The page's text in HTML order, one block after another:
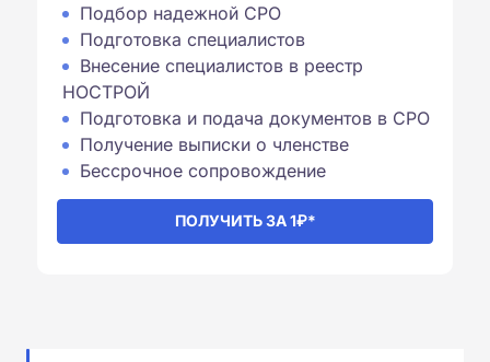
Подбор надежной СРО
Подготовка специалистов
Внесение специалистов в реестр
НОСТРОЙ
Подготовка и подача документов в СРО
Получение выписки о членстве
Бессрочное сопровождение⁠
ПОЛУЧИТЬ ЗА 1₽*